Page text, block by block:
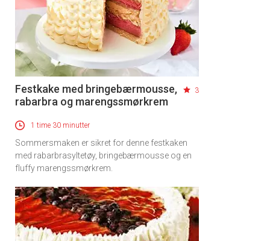
Festkake med bringebærmousse,
rabarbra og marengssmørkrem
3
1 time 30 minutter
Sommersmaken er sikret for denne festkaken
med rabarbrasyltetøy, bringebærmousse og en
fluffy marengssmørkrem.